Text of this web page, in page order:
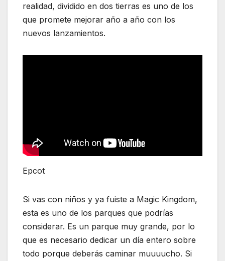
realidad, dividido en dos tierras es uno de los
que promete mejorar año a año con los
nuevos lanzamientos.
Epcot
Si vas con niños y ya fuiste a Magic Kingdom,
esta es uno de los parques que podrías
considerar. Es un parque muy grande, por lo
que es necesario dedicar un día entero sobre
todo porque deberás caminar muuuucho. Si